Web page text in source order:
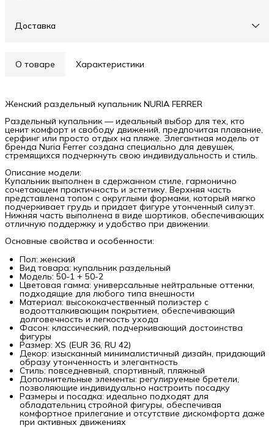
Доставка
О товаре Характеристики
Женский раздельный купальник NURIA FERRER
Раздельный купальник — идеальный выбор для тех, кто
ценит комфорт и свободу движений, предпочитая плавание,
серфинг или просто отдых на пляже. Элегантная модель от
бренда Nuria Ferrer создана специально для девушек,
стремящихся подчеркнуть свою индивидуальность и стиль.
Описание модели:
Купальник выполнен в сдержанном стиле, гармонично
сочетающем практичность и эстетику. Верхняя часть
представлена топом с округлыми формами, который мягко
подчеркивает грудь и придает фигуре утонченный силуэт.
Нижняя часть выполнена в виде шортиков, обеспечивающих
отличную поддержку и удобство при движении.
Основные свойства и особенности:
Пол: женский
Вид товара: купальник раздельный
Модель: 50-1 + 50-2
Цветовая гамма: универсальные нейтральные оттенки,
подходящие для любого типа внешности
Материал: высококачественный полиэстер с
водоотталкивающим покрытием, обеспечивающий
долговечность и легкость ухода
Фасон: классический, подчеркивающий достоинства
фигуры
Размер: XS (EUR 36, RU 42)
Декор: изысканный минималистичный дизайн, придающий
образу утонченность и элегантность
Стиль: повседневный, спортивный, пляжный
Дополнительные элементы: регулируемые бретели,
позволяющие индивидуально настроить посадку
Размеры и посадка: идеально подходят для
обладательниц стройной фигуры, обеспечивая
комфортное прилегание и отсутствие дискомфорта даже
при активных движениях